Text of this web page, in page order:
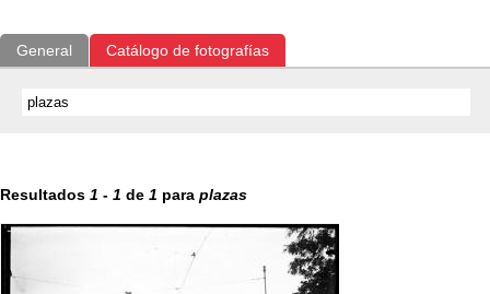
General Catálogo de fotografías
Resultados 1 - 1 de 1 para plazas